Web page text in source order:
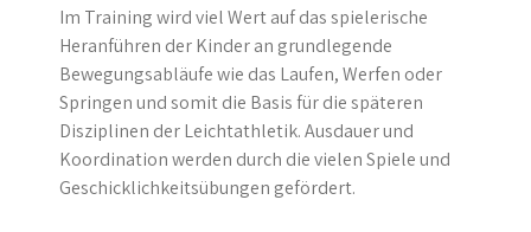
Im Training wird viel Wert auf das spielerische
Heranführen der Kinder an grundlegende
Bewegungsabläufe wie das Laufen, Werfen oder
Springen und somit die Basis für die späteren
Disziplinen der Leichtathletik. Ausdauer und
Koordination werden durch die vielen Spiele und
Geschicklichkeitsübungen gefördert.